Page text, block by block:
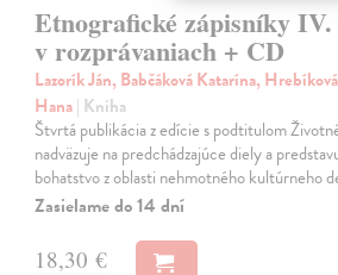
Etnografické zápisníky
v rozprávaniach + CD
Lazorík Ján, Babčáková Katarína,
Hana| Kniha
Štvrtá publikácia z edície s podtitulom
nadväzuje na predchádzajúce diely a
bohatstvo z oblasti nehmotného kultúrneho
Zasielame do 14 dní
18,30 €